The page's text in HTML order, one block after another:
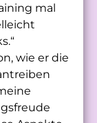
mal
wie er die